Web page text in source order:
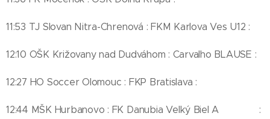
11:53 TJ Slovan Nitra-Chrenová : FKM Karlova Ves U12 :
12:10 OŠK Križovany nad Dudváhom : Carvalho BLAUSE :
12:27 HO Soccer Olomouc : FKP Bratislava :
12:44 MŠK Hurbanovo : FK Danubia Veľký Biel A :